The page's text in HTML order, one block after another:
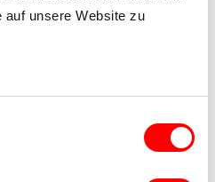
auf unsere Website zu